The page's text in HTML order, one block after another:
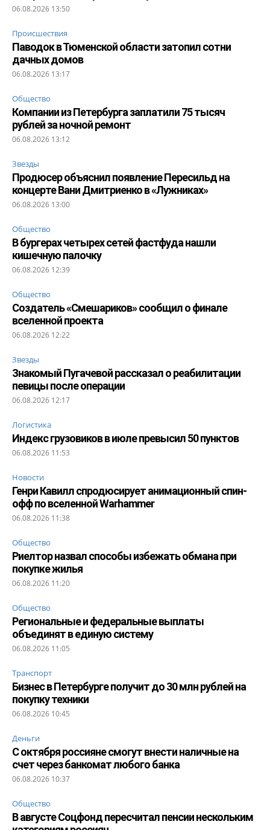
06.08.2026 13:50
Происшествия
Паводок в Тюменской области затопил сотни
дачных домов
06.08.2026 13:17
Общество
Компании из Петербурга заплатили 75 тысяч
рублей за ночной ремонт
06.08.2026 13:12
Звезды
Продюсер объяснил появление Пересильд на
концерте Вани Дмитриенко в «Лужниках»
06.08.2026 13:00
Общество
В бургерах четырех сетей фастфуда нашли
кишечную палочку
06.08.2026 12:39
Общество
Создатель «Смешариков» сообщил о финале
вселенной проекта
06.08.2026 12:22
Звезды
Знакомый Пугачевой рассказал о реабилитации
певицы после операции
06.08.2026 12:17
Логистика
Индекс грузовиков в июле превысил 50 пунктов
06.08.2026 11:53
Новости
Генри Кавилл спродюсирует анимационный спин-
офф по вселенной Warhammer
06.08.2026 11:38
Общество
Риелтор назвал способы избежать обмана при
покупке жилья
06.08.2026 11:20
Общество
Региональные и федеральные выплаты
объединят в единую систему
06.08.2026 11:05
Транспорт
Бизнес в Петербурге получит до 30 млн рублей на
покупку техники
06.08.2026 10:45
Деньги
С октября россияне смогут внести наличные на
счет через банкомат любого банка
06.08.2026 10:37
Общество
В августе Соцфонд пересчитал пенсии нескольким